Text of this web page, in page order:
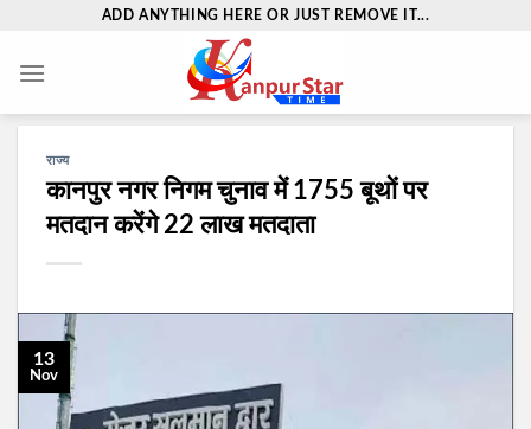
content
ADD ANYTHING HERE OR JUST REMOVE IT...
राज्य
कानपुर नगर निगम चुनाव में 1755 बूथों पर
मतदान करेंगे 22 लाख मतदाता
13
Nov